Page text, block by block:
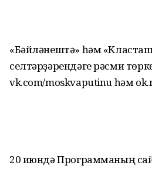
«Бәйләнештә» һәм
селтәрҙәрендәге рәсми
vk.com/moskvaputinu һәм
20 июндә Программаның